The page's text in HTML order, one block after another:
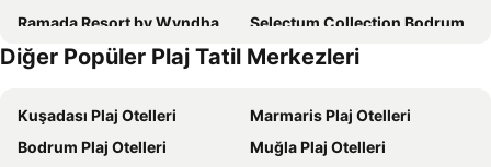
Ramada Resort by Wyndham Bodrum
Selectum Collection Bodrum
Anadolu Hotel Bodrum
Paloma Family Club
Hyde Bodrum
Club Muskebi
Söz Hotel
Crystal Hotel Bodrum
Diğer Popüler Plaj Tatil Merkezleri
Kuşadası Plaj Otelleri
Marmaris Plaj Otelleri
Bodrum Plaj Otelleri
Muğla Plaj Otelleri